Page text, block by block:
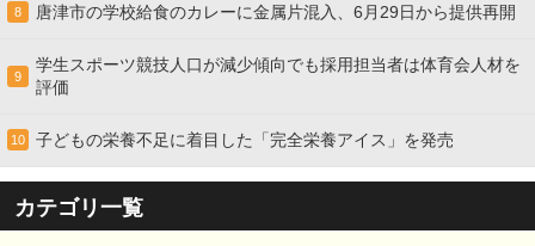
8 唐津市の学校給食のカレーに金属片混入、6月29日から提供再開
9
学生スポーツ競技人口が減少傾向でも採用担当者は体育会人材を
評価
10 子どもの栄養不足に着目した「完全栄養アイス」を発売
カテゴリ一覧